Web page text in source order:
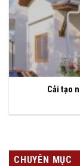
Cải tạo
CHUYÊN MỤC